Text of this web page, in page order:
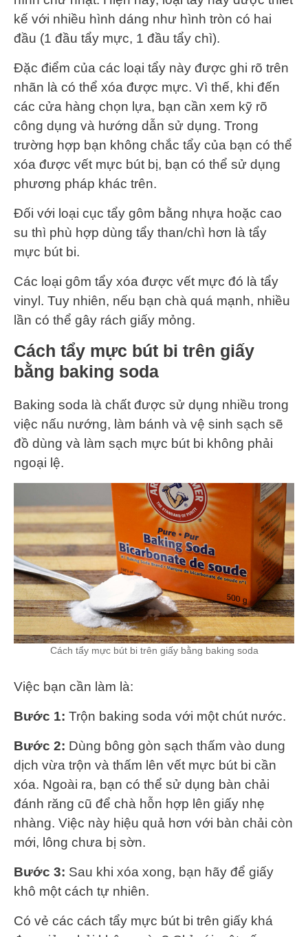
kế với nhiều hình dáng như hình tròn có hai
đầu (1 đầu tẩy mực, 1 đầu tẩy chì).
Đặc điểm của các loại tẩy này được ghi rõ trên
nhãn là có thể xóa được mực. Vì thế, khi đến
các cửa hàng chọn lựa, bạn cần xem kỹ rõ
công dụng và hướng dẫn sử dụng. Trong
trường hợp bạn không chắc tẩy của bạn có thể
xóa được vết mực bút bị, bạn có thể sử dụng
phương pháp khác trên.
Đối với loại cục tẩy gôm bằng nhựa hoặc cao
su thì phù hợp dùng tẩy than/chì hơn là tẩy
mực bút bi.
Các loại gôm tẩy xóa được vết mực đó là tẩy
vinyl. Tuy nhiên, nếu bạn chà quá mạnh, nhiều
lần có thể gây rách giấy mỏng.
Cách tẩy mực bút bi trên giấy
bằng baking soda
Baking soda là chất được sử dụng nhiều trong
việc nấu nướng, làm bánh và vệ sinh sạch sẽ
đồ dùng và làm sạch mực bút bi không phải
ngoại lệ.
Cách tẩy mực bút bi trên giấy bằng baking soda
Việc bạn cần làm là:
Bước 1: Trộn baking soda với một chút nước.
Bước 2: Dùng bông gòn sạch thấm vào dung
dịch vừa trộn và thấm lên vết mực bút bi cần
xóa. Ngoài ra, bạn có thể sử dụng bàn chải
đánh răng cũ để chà hỗn hợp lên giấy nhẹ
nhàng. Việc này hiệu quả hơn với bàn chải còn
mới, lông chưa bị sờn.
Bước 3: Sau khi xóa xong, bạn hãy để giấy
khô một cách tự nhiên.
Có vẻ các cách tẩy mực bút bi trên giấy khá